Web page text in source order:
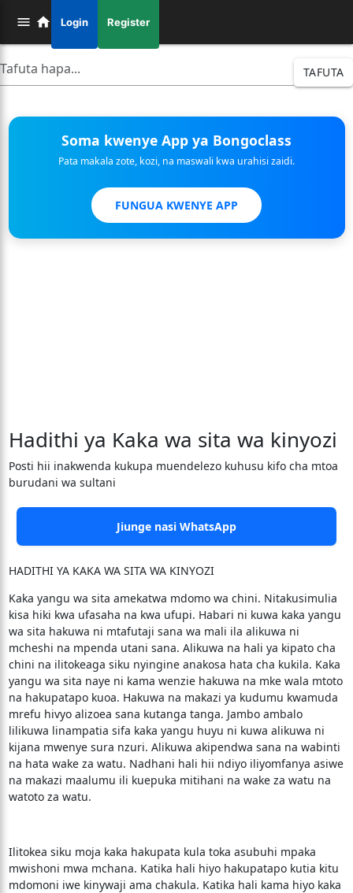
Login Register
TAFUTA
Soma kwenye App ya Bongoclass
Pata makala zote, kozi, na maswali kwa urahisi zaidi.
FUNGUA KWENYE APP
Hadithi ya Kaka wa sita wa kinyozi
Posti hii inakwenda kukupa muendelezo kuhusu kifo cha mtoa
burudani wa sultani
Jiunge nasi WhatsApp
HADITHI YA KAKA WA SITA WA KINYOZI
Kaka yangu wa sita amekatwa mdomo wa chini. Nitakusimulia
kisa hiki kwa ufasaha na kwa ufupi. Habari ni kuwa kaka yangu
wa sita hakuwa ni mtafutaji sana wa mali ila alikuwa ni
mcheshi na mpenda utani sana. Alikuwa na hali ya kipato cha
chini na ilitokeaga siku nyingine anakosa hata cha kukila. Kaka
yangu wa sita naye ni kama wenzie hakuwa na mke wala mtoto
na hakupatapo kuoa. Hakuwa na makazi ya kudumu kwamuda
mrefu hivyo alizoea sana kutanga tanga. Jambo ambalo
lilikuwa linampatia sifa kaka yangu huyu ni kuwa alikuwa ni
kijana mwenye sura nzuri. Alikuwa akipendwa sana na wabinti
na hata wake za watu. Nadhani hali hii ndiyo iliyomfanya asiwe
na makazi maalumu ili kuepuka mitihani na wake za watu na
watoto za watu.
Ilitokea siku moja kaka hakupata kula toka asubuhi mpaka
mwishoni mwa mchana. Katika hali hiyo hakupatapo kutia kitu
mdomoni iwe kinywaji ama chakula. Katika hali kama hiyo kaka